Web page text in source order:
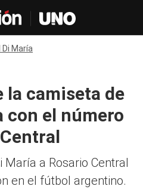
Di María
la camiseta de
con el número
María a Rosario Central
en el fútbol argentino.